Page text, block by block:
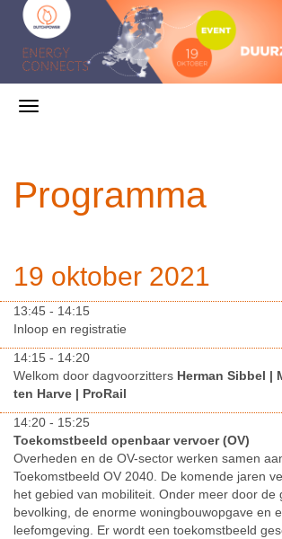
Programma
19 oktober 2021
13:45 - 14:15
Inloop en registratie
14:15 - 14:20
Welkom door dagvoorzitters Herman Sibbel |
ten Harve | ProRail
14:20 - 15:25
Toekomstbeeld openbaar vervoer (OV)
Overheden en de OV-sector werken samen
Toekomstbeeld OV 2040. De komende jaren
het gebied van mobiliteit. Onder meer door de
bevolking, de enorme woningbouwopgave en
leefomgeving. Er wordt een toekomstbeeld